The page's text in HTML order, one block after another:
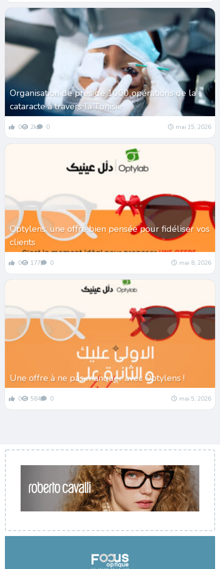
Organisation de près de 1000 opérations de la
cataracte à travers la Tunisie
0 2k 0 mai 15, 2026
Optylens, une offre bien pensée pour fidéliser vos
clients
0 177 0 mai 8, 2026
Une offre à ne pas manquer avec Optylens !
0 584 0 mai 5, 2026